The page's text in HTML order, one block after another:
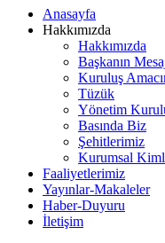
Anasayfa
Hakkımızda
Hakkımızda
Başkanın
Kuruluş
Tüzük
Yönetim
Basında Biz
Şehitlerimiz
Kurumsal
Faaliyetlerimiz
Yayınlar-Makaleler
Haber-Duyuru
İletişim